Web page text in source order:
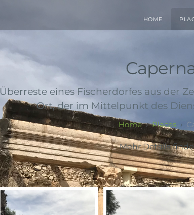
HOME
Überreste eines Fischerdorfes aus der
Ort, der im Mittelpunkt des
Places
Mehr Details